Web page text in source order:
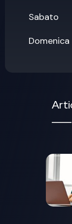
Sabato
Domenica